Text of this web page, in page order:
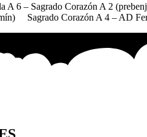
6 – Sagrado Corazón A 2
Sagrado Corazón A 4 – AD